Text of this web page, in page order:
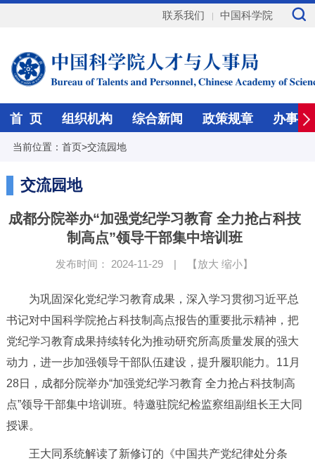
联系我们 中国科学院
首 页 组织机构 综合新闻 政策规章 办事指
当前位置： 首页>交流园地
交流园地
成都分院举办“加强党纪学习教育 全力抢占科技
制高点”领导干部集中培训班
发布时间： 2024-11-29 | 【放大 缩小】
为巩固深化党纪学习教育成果，深入学习贯彻习近平总
书记对中国科学院抢占科技制高点报告的重要批示精神，把
党纪学习教育成果持续转化为推动研究所高质量发展的强大
动力，进一步加强领导干部队伍建设，提升履职能力。11月
28日，成都分院举办“加强党纪学习教育 全力抢占科技制高
点”领导干部集中培训班。特邀驻院纪检监察组副组长王大同
授课。
王大同系统解读了新修订的《中国共产党纪律处分条